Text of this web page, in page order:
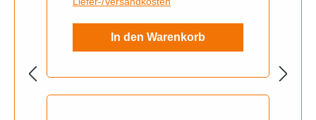
In den Warenkorb